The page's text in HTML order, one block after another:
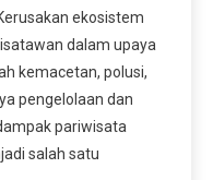
ekosistem
dalam upaya
kemacetan, polusi,
pengelolaan dan
pariwisata
salah satu